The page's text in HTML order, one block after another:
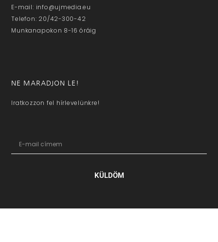
E-mail: info@ujmedia.eu
Telefon: 20/42-300-42
Munkanapokon 8-16 óráig
NE MARADJON LE!
Iratkozzon fel hírlevelünkre!
KÜLDÖM